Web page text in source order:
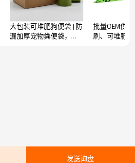
PLA/PBAT/玉米淀粉等。请告诉我们您的需
大包装可堆肥狗便袋 | 防
漏加厚宠物粪便袋，适
批量OEM供
刷、可堆肥
发送询盘